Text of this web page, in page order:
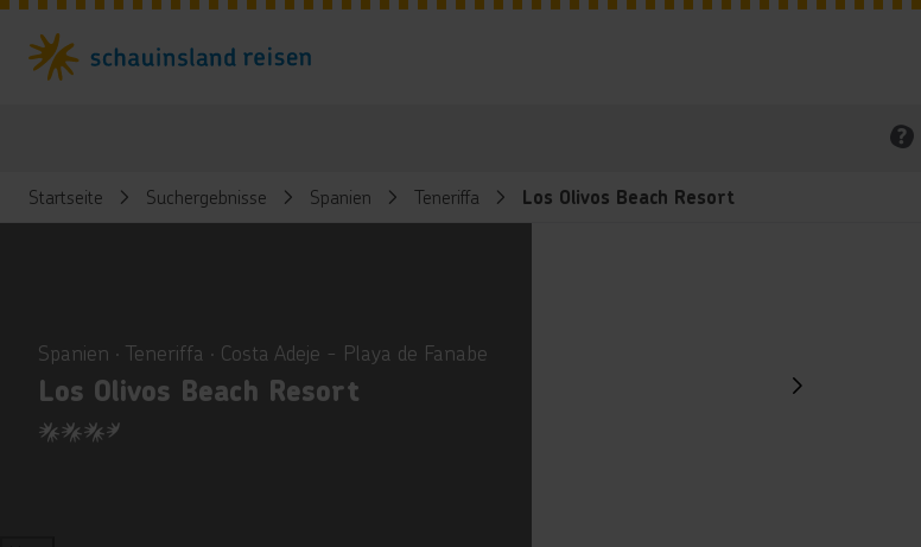
Startseite Suchergebnisse Spanien Teneriffa Los Olivos Beach Resort
Spanien ∙ Teneriffa ∙ Costa Adeje - Playa de Fanabe
Los Olivos Beach Resort
3.5